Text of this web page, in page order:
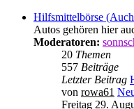
Hilfsmittelbörse
Autos gehören hier
Moderatoren:
20 Themen
557 Beiträge
Letzter Beitrag
von rowa61
Freitag 29.